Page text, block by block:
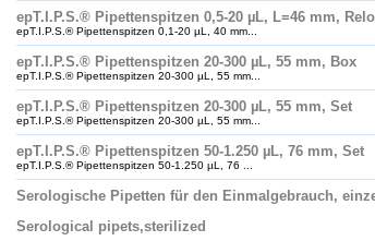
epT.I.P.S.® Pipettenspitzen 0,5-20 µL, L=46 mm,
epT.I.P.S.® Pipettenspitzen 0,1-20 µL, 40 mm...
epT.I.P.S.® Pipettenspitzen 20-300 µL, 55 mm, Box
epT.I.P.S.® Pipettenspitzen 20-300 µL, 55 mm...
epT.I.P.S.® Pipettenspitzen 20-300 µL, 55 mm, Set
epT.I.P.S.® Pipettenspitzen 20-300 µL, 55 mm...
epT.I.P.S.® Pipettenspitzen 50-1.250 µL, 76 mm, Set
epT.I.P.S.® Pipettenspitzen 50-1.250 µL, 76 ...
Serologische Pipetten für den Einmalgebrauch,
Serological pipets,sterilized